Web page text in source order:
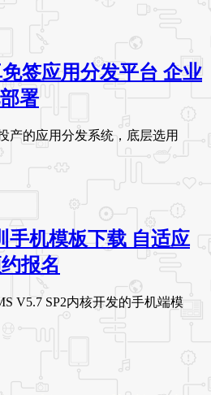
签应用分发平台 企业
署
产的应用分发系统，底层选用
手机模板下载 自适应
报名
V5.7 SP2内核开发的手机端模